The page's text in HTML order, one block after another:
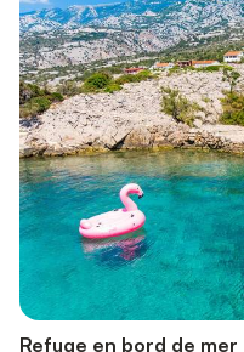
Refuge en bord de